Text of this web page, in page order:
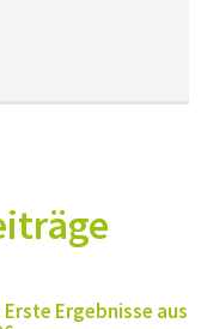
Ergebnisse aus